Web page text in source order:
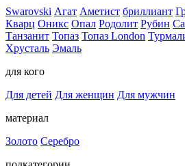
Swarovski Агат Аметист бриллиант
Кварц Оникс Опал Родолит Рубин
Танзанит Топаз Топаз London
Хрусталь Эмаль
для кого
Для детей Для женщин Для мужчин
материал
Золото Серебро